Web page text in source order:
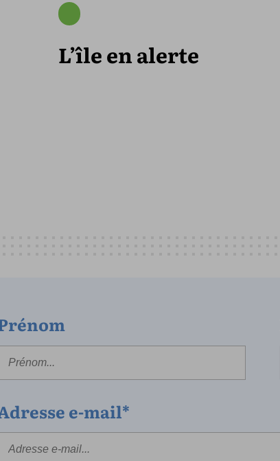
L’île en alerte
e-mail*